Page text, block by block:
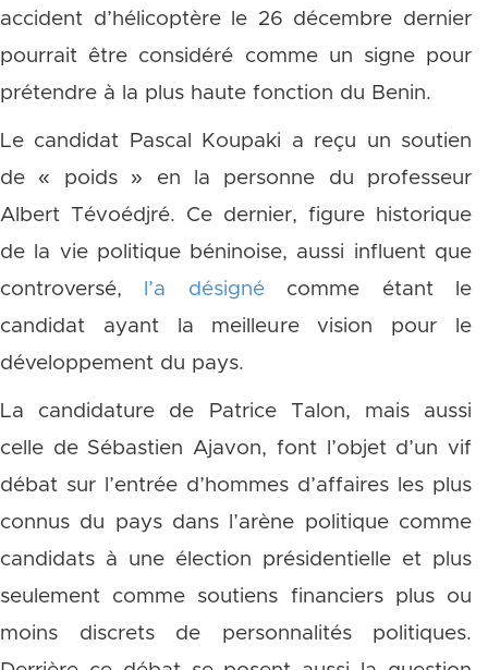
accident d’hélicoptère le 26 décembre dernier
pourrait être considéré comme un signe pour
prétendre à la plus haute fonction du Benin.
Le candidat Pascal Koupaki a reçu un soutien
de « poids » en la personne du professeur
Albert Tévoédjré. Ce dernier, figure historique
de la vie politique béninoise, aussi influent que
controversé,
l’a désignécomme étant le
candidat ayant la meilleure vision pour le
développement du pays.
La candidature de Patrice Talon, mais aussi
celle de Sébastien Ajavon, font l’objet d’un vif
débat sur l’entrée d’hommes d’affaires les plus
connus du pays dans l’arène politique comme
candidats à une élection présidentielle et plus
seulement comme soutiens financiers plus ou
moins discrets de personnalités politiques.